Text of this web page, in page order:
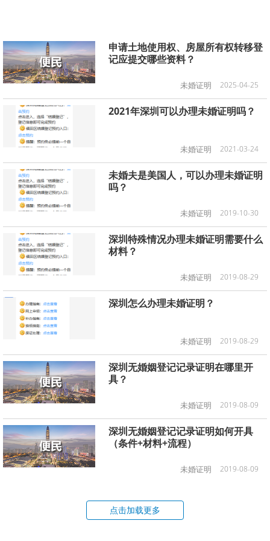
申请土地使用权、房屋所有权转移登
记应提交哪些资料？
未婚证明 2025-04-25
2021年深圳可以办理未婚证明吗？
未婚证明 2021-03-24
未婚夫是美国人，可以办理未婚证明
吗？
未婚证明 2019-10-30
深圳特殊情况办理未婚证明需要什么
材料？
未婚证明 2019-08-29
深圳怎么办理未婚证明？
未婚证明 2019-08-29
深圳无婚姻登记记录证明在哪里开
具？
未婚证明 2019-08-09
深圳无婚姻登记记录证明如何开具
（条件+材料+流程）
未婚证明 2019-08-09
点击加载更多